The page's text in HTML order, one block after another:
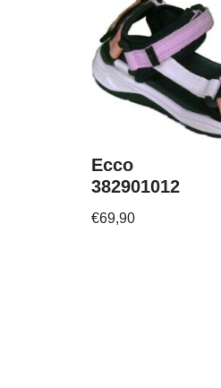
Ecco
382901012
€69,90